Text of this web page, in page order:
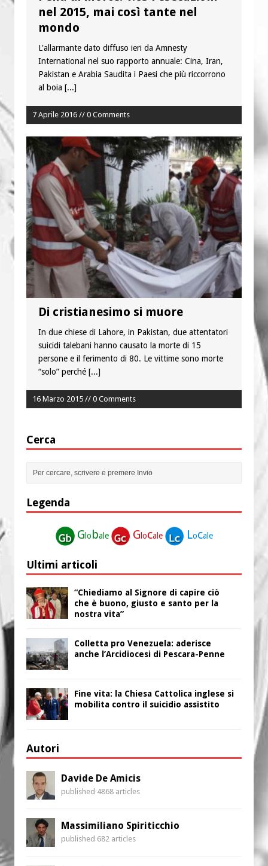
nel 2015, mai così tante nel
mondo
L'allarmante dato diffuso ieri da Amnesty
International nel suo rapporto annuale: Cina, Iran,
Pakistan e Arabia Saudita i Paesi che più riccorrono
al boia [...]
7 Aprile 2016 // 0 Comments
Di cristianesimo si muore
In due chiese di Lahore, in Pakistan, due attentatori
suicidi talebani hanno causato la morte di 15
persone e il ferimento di 80. Le vittime sono morte
“solo” perché [...]
16 Marzo 2015 // 0 Comments
Cerca
Legenda
Globale Glocale Locale
Ultimi articoli
“Chiediamo al Signore di capire ciò
che è buono, giusto e santo per la
nostra vita”
Colletta pro Venezuela: aderisce
anche l’Arcidiocesi di Pescara-Penne
Fine vita: la Chiesa Cattolica inglese si
mobilita contro il suicidio assistito
Autori
Davide De Amicis
published 4868 articles
Massimiliano Spiriticchio
published 682 articles